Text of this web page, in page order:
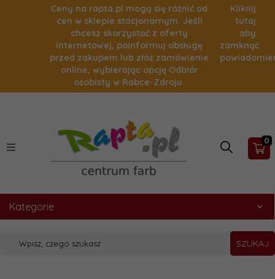
Ceny na rapta.pl mogą się różnić od
cen w sklepie stacjonarnym. Jeśli
chcesz skorzystać z oferty
internetowej, poinformuj obsługę
przed zakupem lub złóż zamówienie
online, wybierając opcję Odbiór
osobisty w Rabce-Zdroju.
Kliknij
tutaj
aby
zamknąć
0
Kategorie
SZUKAJ